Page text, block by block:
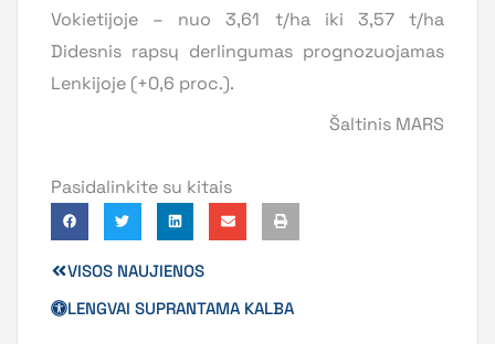
Vokietijoje – nuo 3,61 t/ha iki 3,57 t/ha
Didesnis rapsų derlingumas prognozuojamas
Lenkijoje (+0,6 proc.).
Šaltinis MARS
Pasidalinkite su kitais
VISOS NAUJIENOS
LENGVAI SUPRANTAMA KALBA